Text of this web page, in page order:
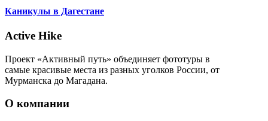
Каникулы в Дагестане
Active Hike
Проект «Активный путь» объединяет фототуры в
самые красивые места из разных уголков России, от
Мурманска до Магадана.
О компании